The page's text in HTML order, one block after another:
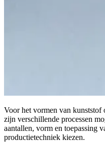
Voor het vormen van
zijn verschillende processen
aantallen, vorm en toepassing
productietechniek kiezen.